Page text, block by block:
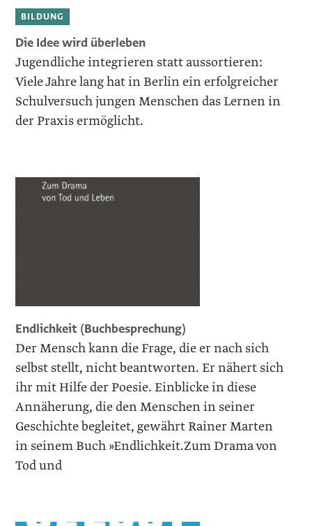
BILDUNG
Die Idee wird überleben
Jugendliche integrieren statt aussortieren:
Viele Jahre lang hat in Berlin ein erfolgreicher
Schulversuch jungen Menschen das Lernen in
der Praxis ermöglicht.
Endlichkeit (Buchbesprechung)
Der Mensch kann die Frage, die er nach sich
selbst stellt, nicht beantworten. Er nähert sich
ihr mit Hilfe der Poesie. Einblicke in diese
Annäherung, die den Menschen in seiner
Geschichte begleitet, gewährt Rainer Marten
in seinem Buch »Endlichkeit.Zum Drama von
Tod und